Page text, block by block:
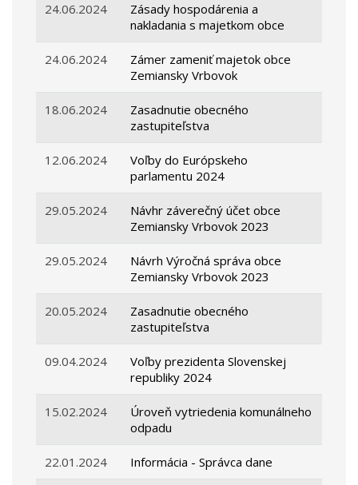
24.06.2024
Zásady hospodárenia a
nakladania s majetkom obce
24.06.2024
Zámer zameniť majetok obce
Zemiansky Vrbovok
18.06.2024
Zasadnutie obecného
zastupiteľstva
12.06.2024
Voľby do Európskeho
parlamentu 2024
29.05.2024
Návhr záverečný účet obce
Zemiansky Vrbovok 2023
29.05.2024
Návrh Výročná správa obce
Zemiansky Vrbovok 2023
20.05.2024
Zasadnutie obecného
zastupiteľstva
09.04.2024
Voľby prezidenta Slovenskej
republiky 2024
15.02.2024
Úroveň vytriedenia komunálneho
odpadu
22.01.2024 Informácia - Správca dane